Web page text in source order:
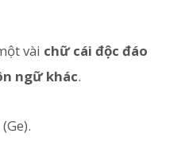
vài chữ cái độc đáo
ngữ khác.
(Ge).